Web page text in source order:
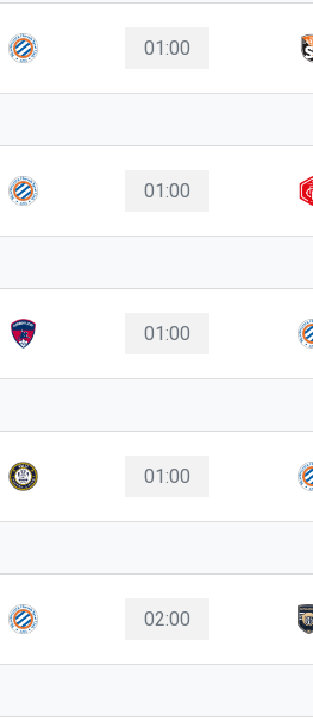
01:00
01:00
01:00
01:00
02:00